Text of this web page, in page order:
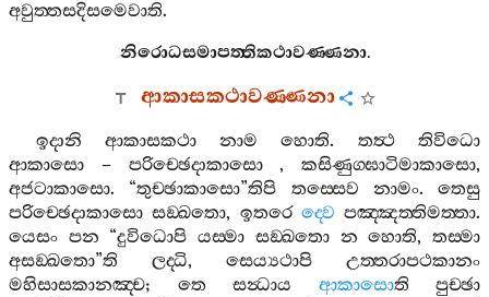
අවුත‍්තසදිසමෙවාති.
නිරොධසමාපත‍්තිකථාවණ‍්ණනා.
ආකාසකථාවණ‍්ණනා
ඉදානි ආකාසකථා නාම හොති. තත්‍ථ
තිවිධො
ආකාසො – පරිච‍්ඡෙදාකාසො, කසිණුග‍්ඝාටිමාකාසො,
අජටාකාසො. “තුච‍්ඡාකාසො”තිපි තස‍්සෙව නාමං. තෙසු
පරිච‍්ඡෙදාකාසො සඞ‍්ඛතො, ඉතරෙ ද‍්වෙ පඤ‍්ඤත‍්තිමත‍්තා.
යෙසං පන “දුවිධොපි යස‍්මා සඞ‍්ඛතො න හොති,තස‍්මා
අසඞ‍්ඛතො”ති ලද‍්ධි, සෙය්‍යථාපි
උත‍්තරාපථකානං
මහිසාසකානඤ‍්ච; තෙ සන්‍ධාය ආකාසොති
පුච‍්ඡා